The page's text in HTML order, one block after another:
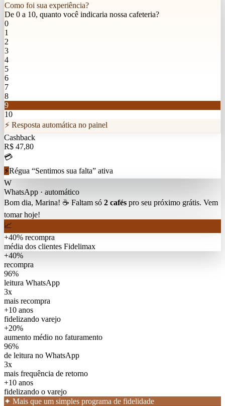
Como foi sua experiência?
De 0 a 10, quanto você indicaria nossa cafeteria?
0
1
2
3
4
5
6
7
8
9
10
⚡ Resposta automática no painel
Cashback
R$ 47,80
💳
⚡Régua “Sentimos sua falta” ativa
W
WhatsApp · automático
Bom dia, Marina! ☕ Faltam só 2 cafés pro seu próximo grátis. Vem
tomar hoje!
📈
+40% recompra
média dos clientes Fidelimax
+40%
recompra
96%
leitura WhatsApp
3x
mais recompra
+10 anos
fidelizando varejo
+20%
aumento médio no faturamento
96%
de leitura no WhatsApp
3x
mais frequência de retorno
+10 anos
fidelizando o varejo
✦ Mais que um simples programa de fidelidade